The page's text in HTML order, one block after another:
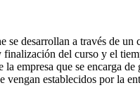
se desarrollan a través de un
del curso y el
la empresa que se encarga
vengan establecidos por la